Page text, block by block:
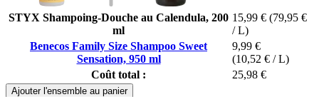
STYX Shampoing-Douche au Calendula, 200
ml
15,99 € (79,95 €
/ L)
Benecos Family Size Shampoo Sweet
Sensation, 950 ml
9,99 €
(10,52 € / L)
Coût total :
25,98 €
Ajouter l'ensemble au panier